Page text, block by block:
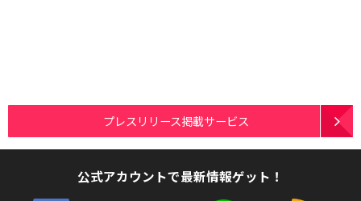
プレスリリース掲載サービス
公式アカウントで最新情報ゲット！